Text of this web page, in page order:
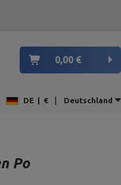
0,00 €
DE € | Deutschland
Po